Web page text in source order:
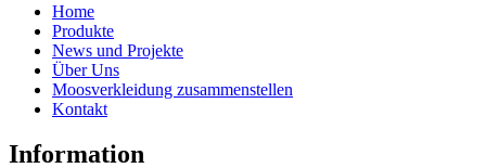
Home
Produkte
News und Projekte
Über Uns
Moosverkleidung zusammenstellen
Kontakt
Information